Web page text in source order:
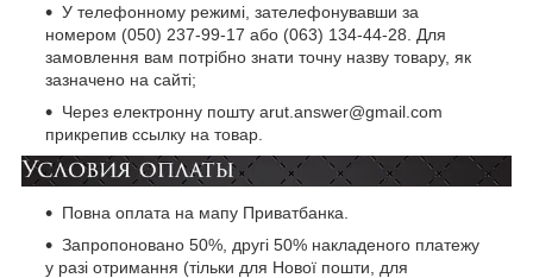
У телефонному режимі, зателефонувавши за
номером (050) 237-99-17 або (063) 134-44-28. Для
замовлення вам потрібно знати точну назву товару, як
зазначено на сайті;
Через електронну пошту arut.answer@gmail.com
прикрепив ссылку на товар.
Повна оплата на мапу Приватбанка.
Запропоновано 50%, другі 50% накладеного платежу
у разі отримання (тільки для Нової пошти, для